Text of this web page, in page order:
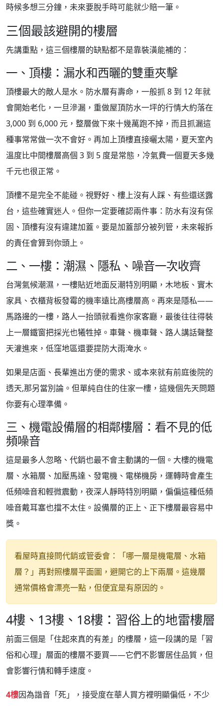
時候多想三分鐘，未來要脫手時可能就少賠一筆。
三個最該避開的樓層
先講重點，這三個樓層的缺點都不是靠裝潢能補的：
一、頂樓：漏水和西曬的雙重夾擊
頂樓最大的敵人是水。防水層有壽命，一般抓 8 到 12 年就
會開始老化，一旦滲漏，重做屋頂防水一坪的行情大約落在
3,000 到 6,000 元，整層做下來十幾萬跑不掉，而且抓漏這
種事常常做一次不會好。再加上頂樓直接曬太陽，夏天室內
溫度比中間樓層高個 3 到 5 度是常態，冷氣費一個夏天多幾
千元也很正常。
頂樓不是完全不能碰。視野好、樓上沒有人踩、有些還送露
台，這些確實迷人。但你一定要確認兩件事：防水有沒有保
固、頂樓有沒有違建加蓋。要是加蓋部分被列管，未來報拆
的責任會算到你頭上。
二、一樓：潮濕、隱私、噪音一次收齊
台灣氣候潮濕，一樓貼近地面反潮特別明顯，木地板、實木
家具、衣櫃背板發霉的機率遠比高樓層高。再來是隱私——
馬路邊的一樓，路人一抬頭就看進你家客廳，最後往往得裝
上一層鐵窗把採光也犧牲掉。車聲、機車聲、路人講話聲整
天灌進來，低窪地區還要提防大雨淹水。
如果是店面、長輩進出方便的需求、或本來就有前庭後院的
透天,那另當別論。但單純自住的住家一樓，這幾個先天問題
你要有心理準備。
三、機電設備層的相鄰樓層：看不見的低
頻噪音
這是最多人忽略、代銷也最不會主動講的一個。大樓的機電
層、水箱層、加壓馬達、發電機、電梯機房，運轉時會產生
低頻噪音和輕微震動，夜深人靜時特別明顯，偏偏這種低頻
噪音戴耳塞也擋不太住。設備層的正上、正下樓層最容易中
獎。
看屋時直接問代銷或管委會：「哪一層是機電層、水箱
層？」再對照樓層平面圖，避開它的上下兩層。這幾層
通常價格會漂亮一點，但便宜是有原因的。
4樓、13樓、18樓：習俗上的地雷樓層
前面三個是「住起來真的有差」的樓層，這一段講的是「習
俗和心理」層面的樓層不要買——它們不影響居住品質，但
會影響行情和轉手速度。
4樓因為諧音「死」，接受度在華人買方裡明顯偏低，不少